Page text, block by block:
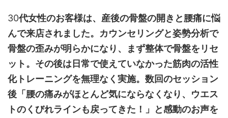
30代女性のお客様は、産後の骨盤の開きと腰痛に悩
んで来店されました。カウンセリングと姿勢分析で
骨盤の歪みが明らかになり、まず整体で骨盤をリセ
ット。その後は日常で使えていなかった筋肉の活性
化トレーニングを無理なく実施。数回のセッション
後「腰の痛みがほとんど気にならなくなり、ウエス
トのくびれラインも戻ってきた！」と感動のお声を